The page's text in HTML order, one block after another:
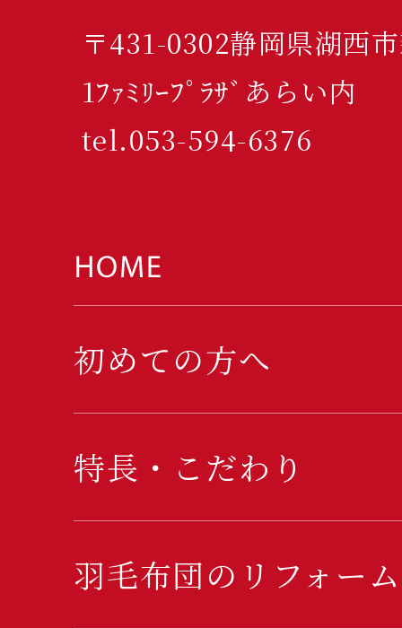
〒431-0302静岡県湖西
1ﾌｧﾐﾘｰﾌﾟﾗｻﾞあらい内
tel.053-594-6376
初めての方へ
特長・こだわり
羽毛布団のリフォーム